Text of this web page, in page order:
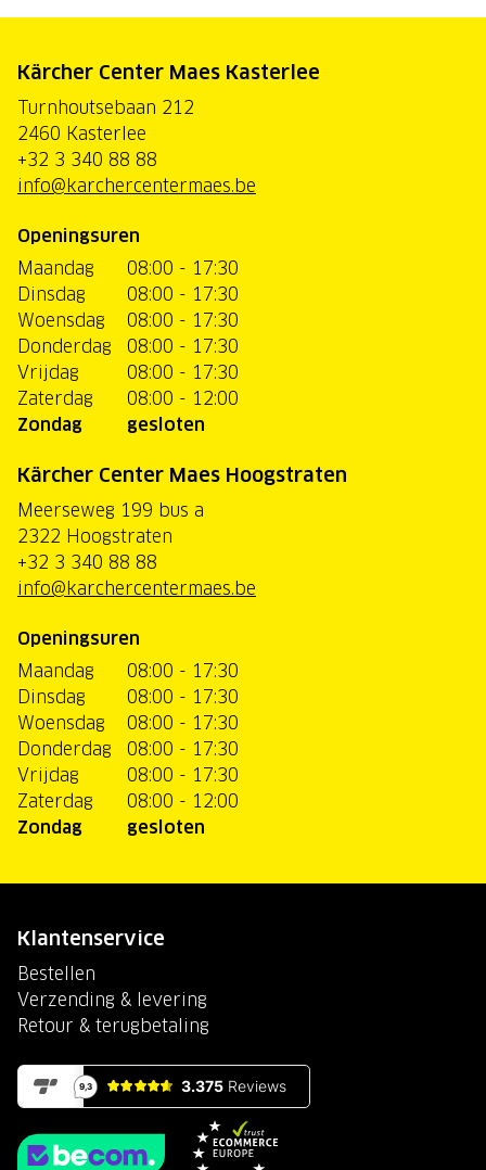
Kärcher Center Maes Kasterlee
Turnhoutsebaan 212
2460 Kasterlee
+32 3 340 88 88
info@karchercentermaes.be
Openingsuren
Maandag
08:00 - 17:30
Dinsdag
08:00 - 17:30
Woensdag
08:00 - 17:30
Donderdag
08:00 - 17:30
Vrijdag
08:00 - 17:30
Zaterdag
08:00 - 12:00
Zondag
gesloten
Kärcher Center Maes Hoogstraten
Meerseweg 199 bus a
2322 Hoogstraten
+32 3 340 88 88
info@karchercentermaes.be
Openingsuren
Maandag
08:00 - 17:30
Dinsdag
08:00 - 17:30
Woensdag
08:00 - 17:30
Donderdag
08:00 - 17:30
Vrijdag
08:00 - 17:30
Zaterdag
08:00 - 12:00
Zondag
gesloten
Klantenservice
Bestellen
Verzending & levering
Retour & terugbetaling